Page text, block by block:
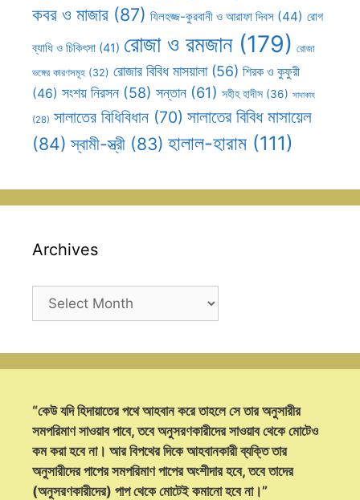
কবর ও মাজার (87) যিলহজ্জ-কুরবানী ও আরাফা দিবস (44) রোগ
ব্যাধি ও চিকিৎসা (41) রোজা ও রমজান(179) রোজা
ভঙ্গের কারণসমূহ (32) রোজার বিবিধ মাসয়ালা(56) শিরক ও কুফুরী
(46) সংশয় নিরসন (58) সন্তান (61) সহীহ হাদীস (36) সাদাকাহ
(28) সালাতের বিধিবিধান (70) সালাতের বিবিধ মাসায়েল
(84) স্বামী-স্ত্রী (83) হালাল-হারাম (111)
Archives
Archives
“কেউ যদি হিদায়াতের পথে আহবান করে তাহলে সে তার অনুসারীর
সমপরিমাণ সাওয়াব পাবে, তবে অনুসরণকারীদের সাওয়াব থেকে মোটেও
কম করা হবে না। আর বিপথের দিকে আহবানকারী ব্যক্তি তার
অনুসারীদের পাপের সমপরিমাণ পাপের অংশীদার হবে, তবে তাদের
(অনুসরণকারীদের) পাপ থেকে মোটেই কমানো হবে না।”